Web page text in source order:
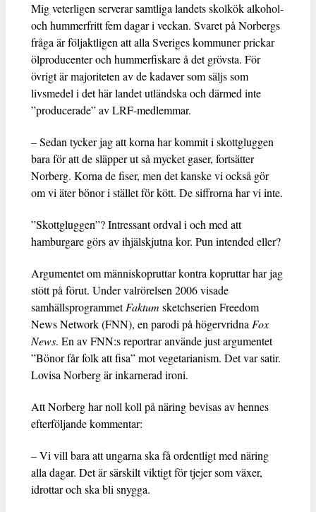
Mig veterligen serverar samtliga landets skolkök alkohol-
och hummerfritt fem dagar i veckan. Svaret på Norbergs
fråga är följaktligen att alla Sveriges kommuner prickar
ölproducenter och hummerfiskare å det grövsta. För
övrigt är majoriteten av de kadaver som säljs som
livsmedel i det här landet utländska och därmed inte
”producerade” av LRF-medlemmar.
– Sedan tycker jag att korna har kommit i skottgluggen
bara för att de släpper ut så mycket gaser, fortsätter
Norberg. Korna de fiser, men det kanske vi också gör
om vi äter bönor i stället för kött. De siffrorna har vi inte.
”Skottgluggen”? Intressant ordval i och med att
hamburgare görs av ihjälskjutna kor. Pun intended eller?
Argumentet om människopruttar kontra kopruttar har jag
stött på förut. Under valrörelsen 2006 visade
samhällsprogrammetFaktum sketchserien Freedom
News Network (FNN), en parodi på högervridna Fox
News. En av FNN:s reportrar använde just argumentet
”Bönor får folk att fisa” mot vegetarianism. Det var satir.
Lovisa Norberg är inkarnerad ironi.
Att Norberg har noll koll på näring bevisas av hennes
efterföljande kommentar:
– Vi vill bara att ungarna ska få ordentligt med näring
alla dagar. Det är särskilt viktigt för tjejer som växer,
idrottar och ska bli snygga.